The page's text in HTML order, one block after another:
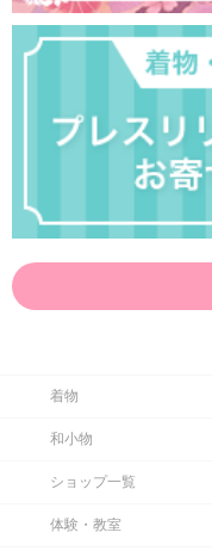
着物
和小物
ショップ一覧
体験・教室